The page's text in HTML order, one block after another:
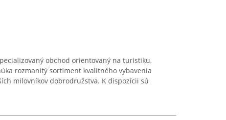
obchod orientovaný na turistiku,
rozmanitý sortiment kvalitného vybavenia
milovníkov dobrodružstva. K dispozícii sú